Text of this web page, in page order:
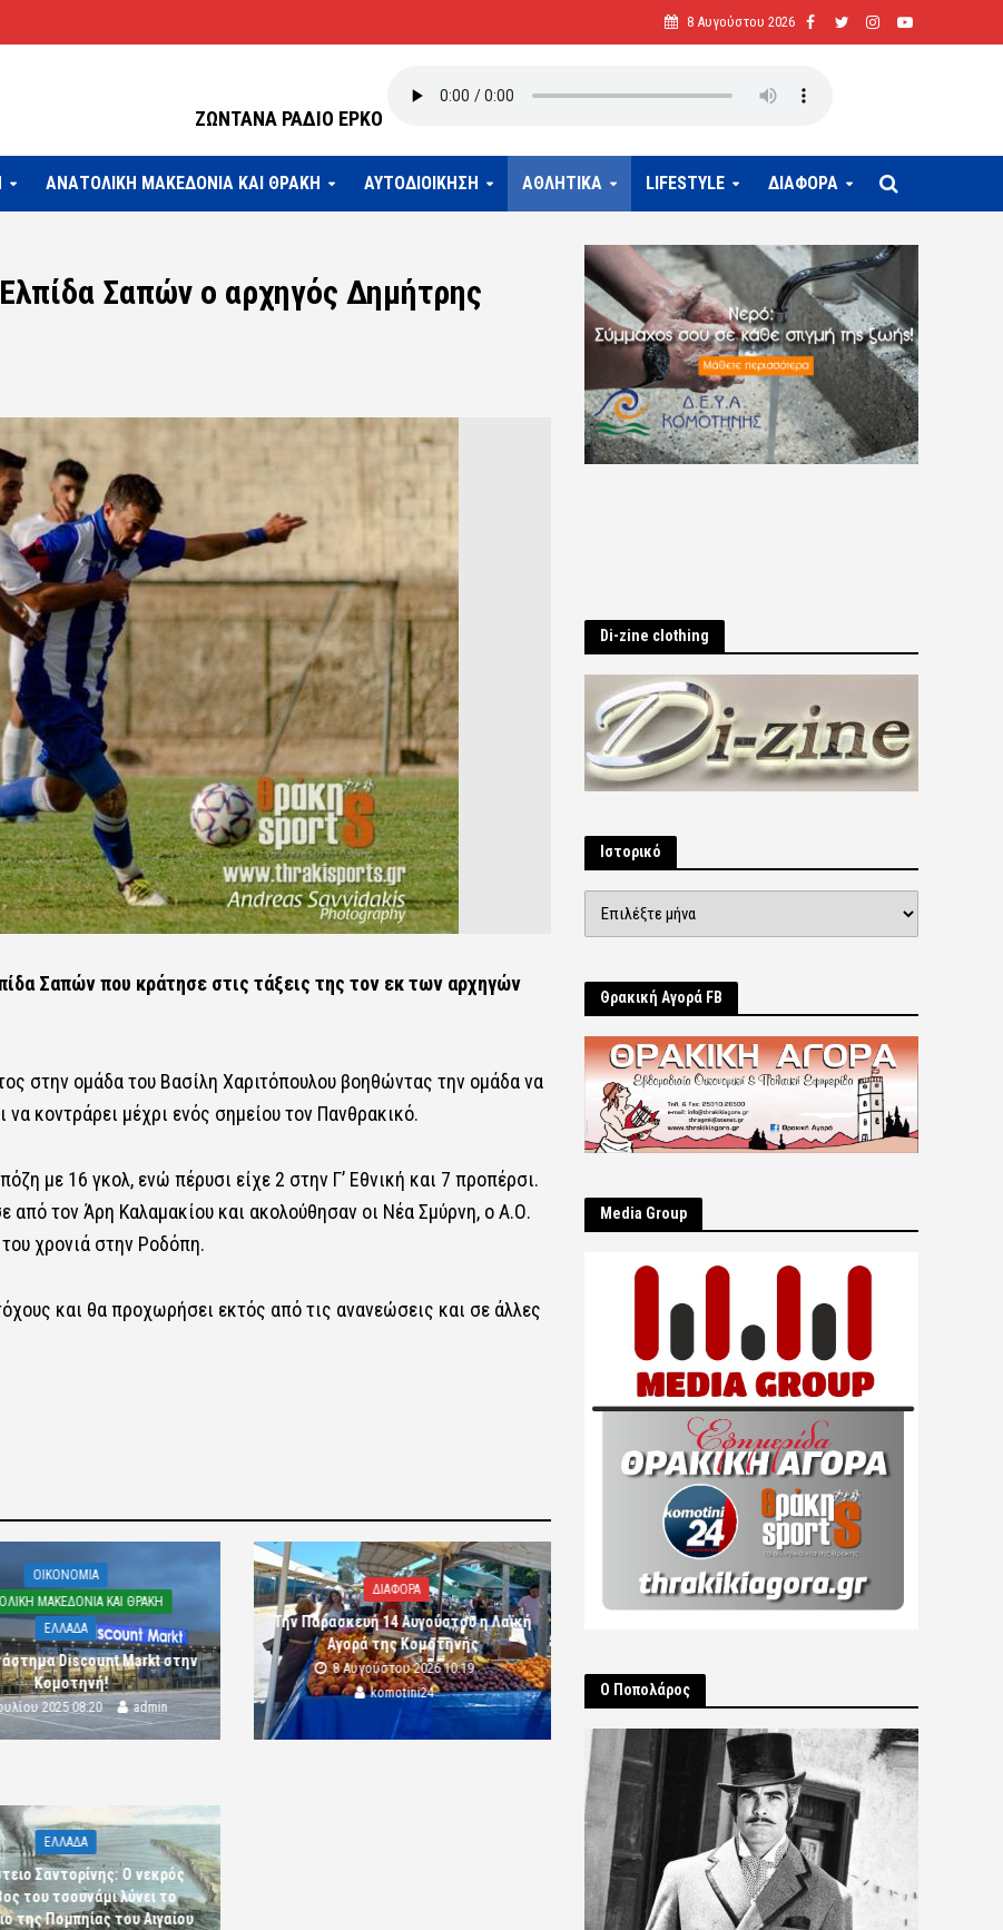
8 Αυγούστου 2026
ΖΩΝΤΑΝΑ ΡΑΔΙΟ ΕΡΚΟ
ΑΝΑΤΟΛΙΚΗ ΜΑΚΕΔΟΝΙΑ ΚΑΙ ΘΡΑΚΗ ΑΥΤΟΔΙΟΙΚΗΣΗ ΑΘΛΗΤΙΚΑ LIFESTYLE ΔΙΑΦΟΡΑ
Σαπών ο αρχηγός Δημήτρης
Σαπών που κράτησε στις τάξεις της τον εκ των αρχηγών
στην ομάδα του Βασίλη Χαριτόπουλου βοηθώντας την ομάδα να
κοντράρει μέχρι ενός σημείου τον Πανθρακικό.
με 16 γκολ, ενώ πέρυσι είχε 2 στην Γ’ Εθνική και 7 προπέρσι.
από τον Άρη Καλαμακίου και ακολούθησαν οι Νέα Σμύρνη, ο Α.Ο.
χρονιά στην Ροδόπη.
και θα προχωρήσει εκτός από τις ανανεώσεις και σε άλλες
OIKONOMIA
ΜΑΚΕΔΟΝΙΑ ΚΑΙ ΘΡΑΚΗ
ΕΛΛΑΔΑ
Discount Markt στην
Κομοτηνή!
2025 08:20 admin
ΔΙΑΦΟΡΑ
Την Παρασκευή 14 Αυγούστου η Λαϊκή
Αγορά της Κομοτηνής
8 Αυγούστου 2026 10:19
komotini24
ΕΛΛΑΔΑ
Σαντορίνης: Ο νεκρός
του τσουνάμι λύνει το
της Πομπηίας του Αιγαίου
Di-zine clothing
Ιστορικό
Θρακική Αγορά FB
Μedia Group
Ο Ποπολάρος